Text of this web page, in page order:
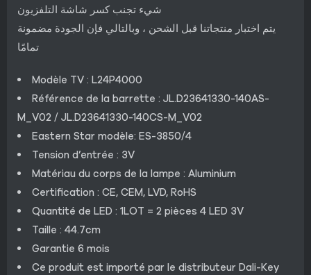
شيء تجنب كسر شاشة التلفزيون
يتم اختبار منتجاتنا قبل الشحن ، وبالتالي فإن الجودة مضمونة
تمامًا
Modèle TV : L24P4000
Référence de la barrette : JL.D23641330-140AS-
M_V02 / JL.D23641330-140CS-M_V02
Eastern Star modèle: ES-3850/4
Tension d’entrée : 3V
Matériau du corps de la lampe : Aluminium
Certification : CE, CEM, LVD, RoHS
Quantité de LED : 1LOT = 2 pièces 4 LED 3V
Taille : 44.7cm
Garantie 6 mois
Ce produit est importé par le distributeur Dali-Key